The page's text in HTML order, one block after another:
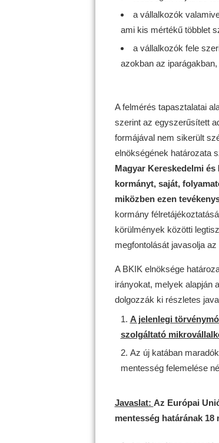
a vállalkozók
ami kis mértékű többlet
a vállalkozók fele
azokban az
A felmérés tapasztalatai
szerint az egyszerűsített
formájával nem sikerült
elnökségének határozata
Magyar Kereskedelmi
kormányt, saját,
miközben ezen
kormány
körülmények közötti
megfontolását javasolja
A BKIK elnöksége
irányokat, melyek alapján
dolgozzák ki részletes
A jelenlegi
szolgáltató
Az új katában
mentesség felemelése
Javaslat: Az Európai
mentesség határának